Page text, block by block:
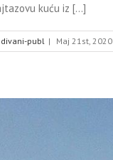
kuću iz [...]
divani-publ | Maj 21st, 2020